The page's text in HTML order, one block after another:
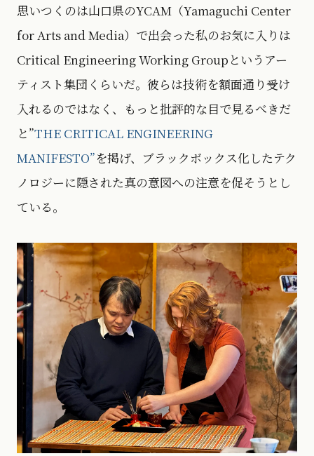
思いつくのは山口県のYCAM（Yamaguchi Center
for Arts and Media）で出会った私のお気に入りは
Critical Engineering Working Groupというアー
ティスト集団くらいだ。彼らは技術を額面通り受け
入れるのではなく、もっと批評的な目で見るべきだ
と”THE CRITICAL ENGINEERING
MANIFESTO”を掲げ、ブラックボックス化したテク
ノロジーに隠された真の意図への注意を促そうとし
ている。